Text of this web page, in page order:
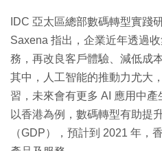
IDC 亞太區總部數碼轉型實踐
Saxena 指出，企業近年透過
務，再改良客戶體驗、減低成
其中，人工智能的推動力尤大
習，未來會有更多 AI 應用中
以香港為例，數碼轉型有助提
（GDP），預計到 2021 年，